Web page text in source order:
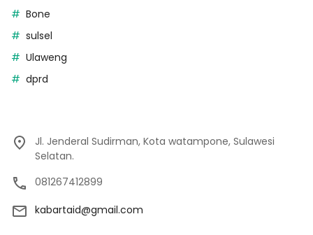
Bone
sulsel
Ulaweng
dprd
Jl. Jenderal Sudirman, Kota watampone, Sulawesi
Selatan.
081267412899
kabartaid@gmail.com